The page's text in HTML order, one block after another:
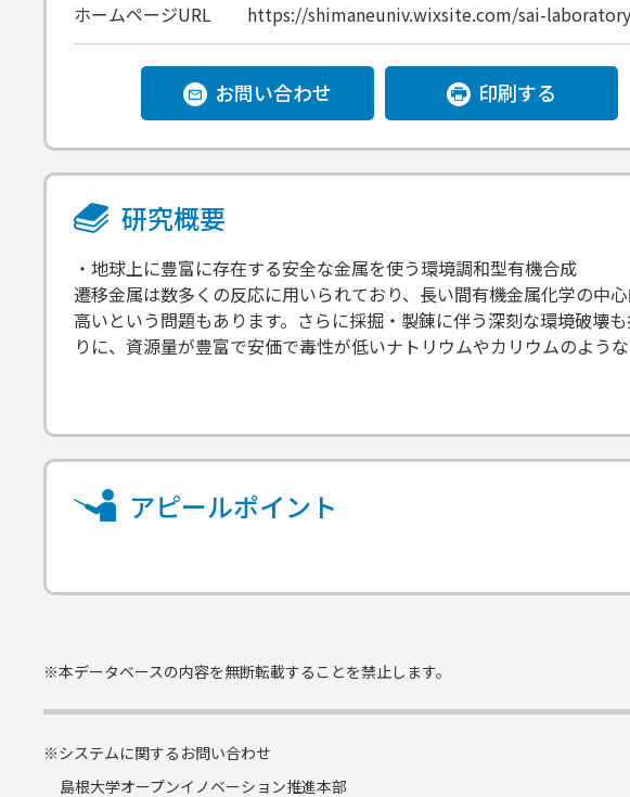
ホームページURL https://shimaneuniv.wixsite.com/sai-
お問い合わせ 印刷する
研究概要
・地球上に豊富に存在する安全な金属を使う環境調和型有機合成
遷移金属は数多くの反応に用いられており、長い間有機金属化学の中
高いという問題もあります。さらに採掘・製錬に伴う深刻な環境破壊
りに、資源量が豊富で安価で毒性が低いナトリウムやカリウムのよう
アピールポイント
※本データベースの内容を無断転載することを禁止します。
※システムに関するお問い合わせ
島根大学オープンイノベーション推進本部